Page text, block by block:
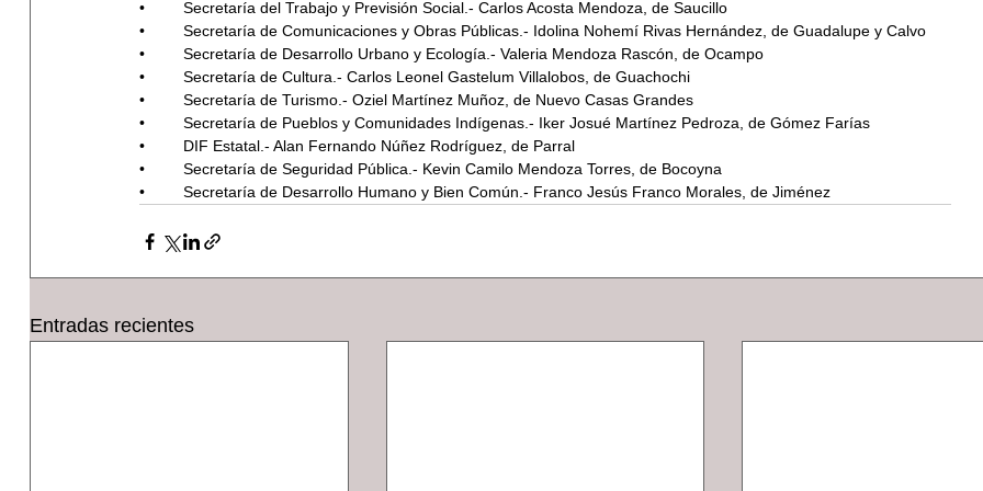
•	Secretaría del Trabajo y Previsión Social.- Carlos Acosta Mendoza, de Saucillo
•	Secretaría de Comunicaciones y Obras Públicas.- Idolina Nohemí Rivas Hernández, de Guadalupe y Calvo
•	Secretaría de Desarrollo Urbano y Ecología.- Valeria Mendoza Rascón, de Ocampo
•	Secretaría de Cultura.- Carlos Leonel Gastelum Villalobos, de Guachochi
•	Secretaría de Turismo.- Oziel Martínez Muñoz, de Nuevo Casas Grandes
•	Secretaría de Pueblos y Comunidades Indígenas.- Iker Josué Martínez Pedroza, de Gómez Farías
•	DIF Estatal.- Alan Fernando Núñez Rodríguez, de Parral
•	Secretaría de Seguridad Pública.- Kevin Camilo Mendoza Torres, de Bocoyna
•	Secretaría de Desarrollo Humano y Bien Común.- Franco Jesús Franco Morales, de Jiménez
Entradas recientes